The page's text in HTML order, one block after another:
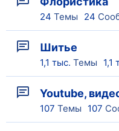
24 Темы 24
Шитье
1,1 тыс. Темы 1,1
Youtube,
107 Темы 107